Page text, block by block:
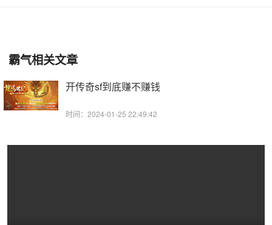
霸气相关文章
开传奇sf到底赚不赚钱
时间：2024-01-25 22:49:42